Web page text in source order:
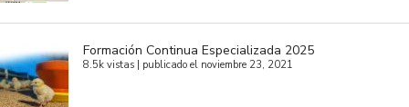
Formación Continua Especializada 2025
8.5k vistas publicado el noviembre 23, 2021